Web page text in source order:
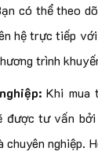
có thể theo
hệ trực tiếp
trình
Khi mua
được tư vấn bởi
nghiệp.